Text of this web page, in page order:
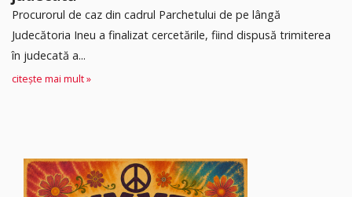
Procurorul de caz din cadrul Parchetului de pe lângă
Judecătoria Ineu a finalizat cercetările, fiind dispusă trimiterea
în judecată a...
citește mai mult »